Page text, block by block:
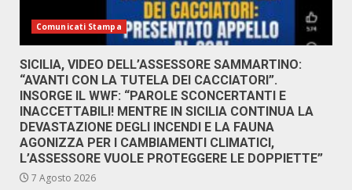
Comunicati Stampa
SICILIA, VIDEO DELL’ASSESSORE SAMMARTINO:
“AVANTI CON LA TUTELA DEI CACCIATORI”.
INSORGE IL WWF: “PAROLE SCONCERTANTI E
INACCETTABILI! MENTRE IN SICILIA CONTINUA LA
DEVASTAZIONE DEGLI INCENDI E LA FAUNA
AGONIZZA PER I CAMBIAMENTI CLIMATICI,
L’ASSESSORE VUOLE PROTEGGERE LE DOPPIETTE”
7 Agosto 2026